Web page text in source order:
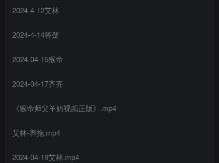
2024-4-12艾林
2024-4-14答疑
2024-04-15猴帝
2024-04-17齐齐
《猴帝师父羊奶视频正版》.mp4
艾林-养拖.mp4
2024-04-19艾林.mp4